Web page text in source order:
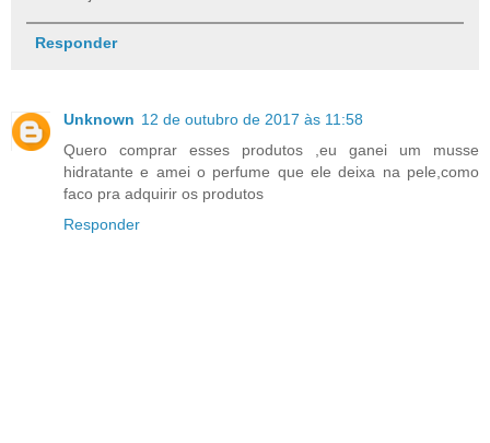
Responder
Unknown 12 de outubro de 2017 às 11:58
Quero comprar esses produtos ,eu ganei um musse
hidratante e amei o perfume que ele deixa na pele,como
faco pra adquirir os produtos
Responder